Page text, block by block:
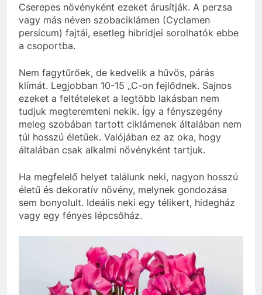
Cserepes növényként ezeket árusítják. A perzsa
vagy más néven szobaciklámen (Cyclamen
persicum) fajtái, esetleg hibridjei sorolhatók ebbe
a csoportba.
Nem fagytűrőek, de kedvelik a hűvös, párás
klímát. Legjobban 10-15 „C-on fejlődnek. Sajnos
ezeket a feltételeket a legtöbb lakásban nem
tudjuk megteremteni nekik. Így a fényszegény
meleg szobában tartott ciklámenek általában nem
túl hosszú életűek. Valójában ez az oka, hogy
általában csak alkalmi növényként tartjuk.
Ha megfelelő helyet találunk neki, nagyon hosszú
életű és dekoratív növény, melynek gondozása
sem bonyolult. Ideális neki egy télikert, hidegház
vagy egy fényes lépcsőház.